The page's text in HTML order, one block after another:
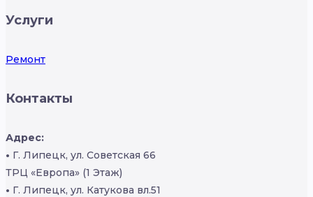
Услуги
Ремонт
Контакты
Адрес:
• Г. Липецк, ул. Советская 66
ТРЦ «Европа» (1 Этаж)
• Г. Липецк, ул. Катукова вл.51